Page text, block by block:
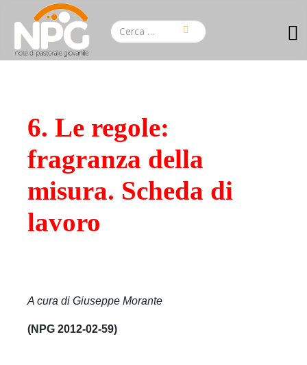
6. Le regole:
fragranza della
misura. Scheda di
lavoro
A cura di Giuseppe Morante
(NPG 2012-02-59)